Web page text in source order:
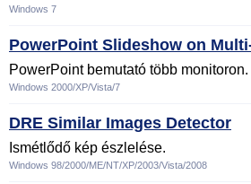
Windows 7
PowerPoint Slideshow on
PowerPoint bemutató több monitoron.
Windows 2000/XP/Vista/7
DRE Similar Images Detector
Ismétlődő kép észlelése.
Windows 98/2000/ME/NT/XP/2003/Vista/2008